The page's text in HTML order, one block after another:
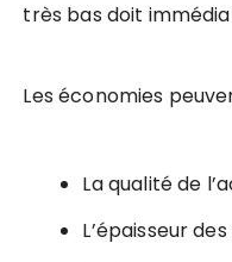
très bas doit
Les économies
La qualité de
L’épaisseur